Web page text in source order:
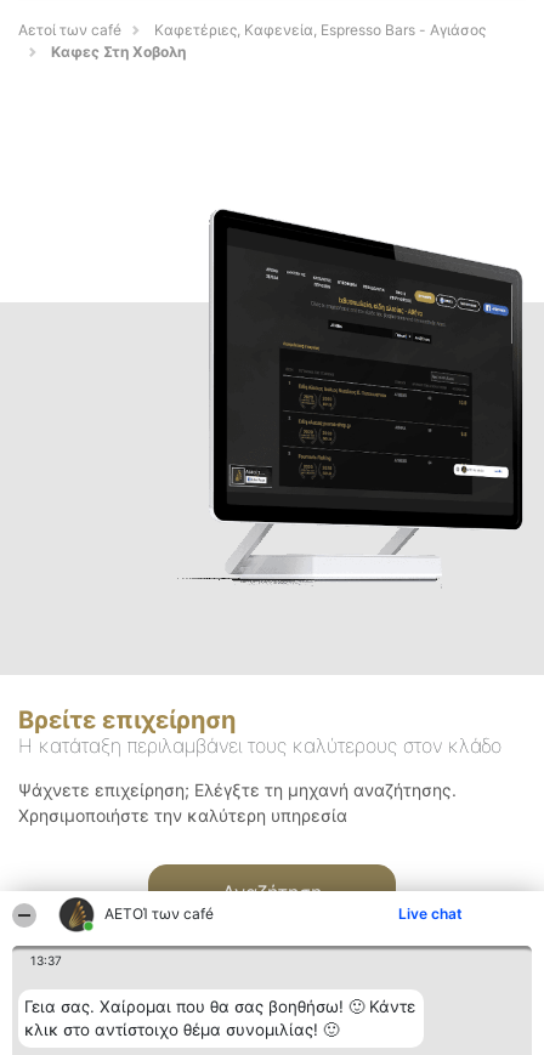
ΑΕΤΟΊ των café Live chat
13:37
Γεια σας. Χαίρομαι που θα σας βοηθήσω! 🙂 Κάντε
κλικ στο αντίστοιχο θέμα συνομιλίας! 🙂
Αετοί των café
Καφετέριες, Καφενεία, Espresso Bars - Αγιάσος
Καφες Στη Χοβολη
Βρείτε επιχείρηση
Η κατάταξη περιλαμβάνει τους καλύτερους στον κλάδο
Ψάχνετε επιχείρηση; Ελέγξτε τη μηχανή αναζήτησης.
Χρησιμοποιήστε την καλύτερη υπηρεσία
Αναζήτηση